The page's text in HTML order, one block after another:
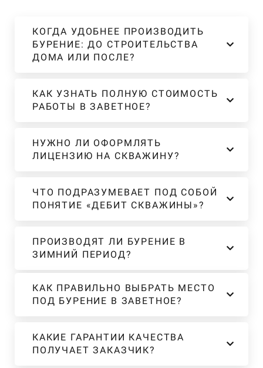
КОГДА УДОБНЕЕ ПРОИЗВОДИТЬ
БУРЕНИЕ: ДО СТРОИТЕЛЬСТВА
ДОМА ИЛИ ПОСЛЕ?
КАК УЗНАТЬ ПОЛНУЮ СТОИМОСТЬ
РАБОТЫ В ЗАВЕТНОЕ?
НУЖНО ЛИ ОФОРМЛЯТЬ
ЛИЦЕНЗИЮ НА СКВАЖИНУ?
ЧТО ПОДРАЗУМЕВАЕТ ПОД СОБОЙ
ПОНЯТИЕ «ДЕБИТ СКВАЖИНЫ»?
ПРОИЗВОДЯТ ЛИ БУРЕНИЕ В
ЗИМНИЙ ПЕРИОД?
КАК ПРАВИЛЬНО ВЫБРАТЬ МЕСТО
ПОД БУРЕНИЕ В ЗАВЕТНОЕ?
КАКИЕ ГАРАНТИИ КАЧЕСТВА
ПОЛУЧАЕТ ЗАКАЗЧИК?